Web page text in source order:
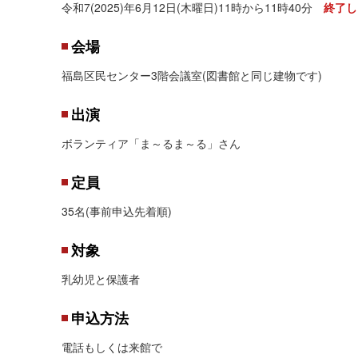
令和7(2025)年6月12日(木曜日)11時から11時40分 終了
会場
福島区民センター3階会議室(図書館と同じ建物です)
出演
ボランティア「ま～るま～る」さん
定員
35名(事前申込先着順)
対象
乳幼児と保護者
申込方法
電話もしくは来館で